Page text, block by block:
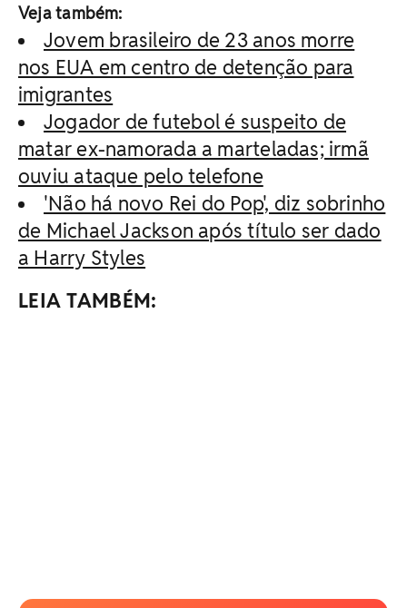
Veja também:
Jovem brasileiro de 23 anos morre
nos EUA em centro de detenção para
imigrantes
Jogador de futebol é suspeito de
matar ex-namorada a marteladas; irmã
ouviu ataque pelo telefone
'Não há novo Rei do Pop', diz sobrinho
de Michael Jackson após título ser dado
a Harry Styles
LEIA TAMBÉM: